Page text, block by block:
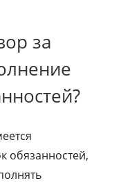
за
обязанностей,